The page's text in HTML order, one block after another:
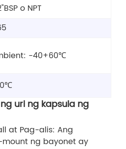
o NPT
-40+60℃
uri ng kapsula ng
at Pag-alis: Ang
ng bayonet ay